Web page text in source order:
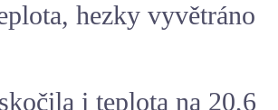
, hezky vyvětráno
i teplota na 20,6